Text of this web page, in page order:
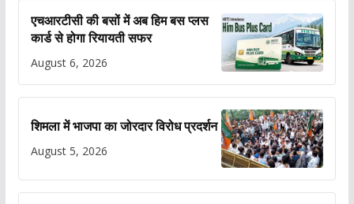
एचआरटीसी की बसों में अब हिम बस प्लस
कार्ड से होगा रियायती सफर
August 6, 2026
शिमला में भाजपा का जोरदार विरोध प्रदर्शन
August 5, 2026